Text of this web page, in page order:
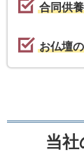
合同供
お仏壇
当